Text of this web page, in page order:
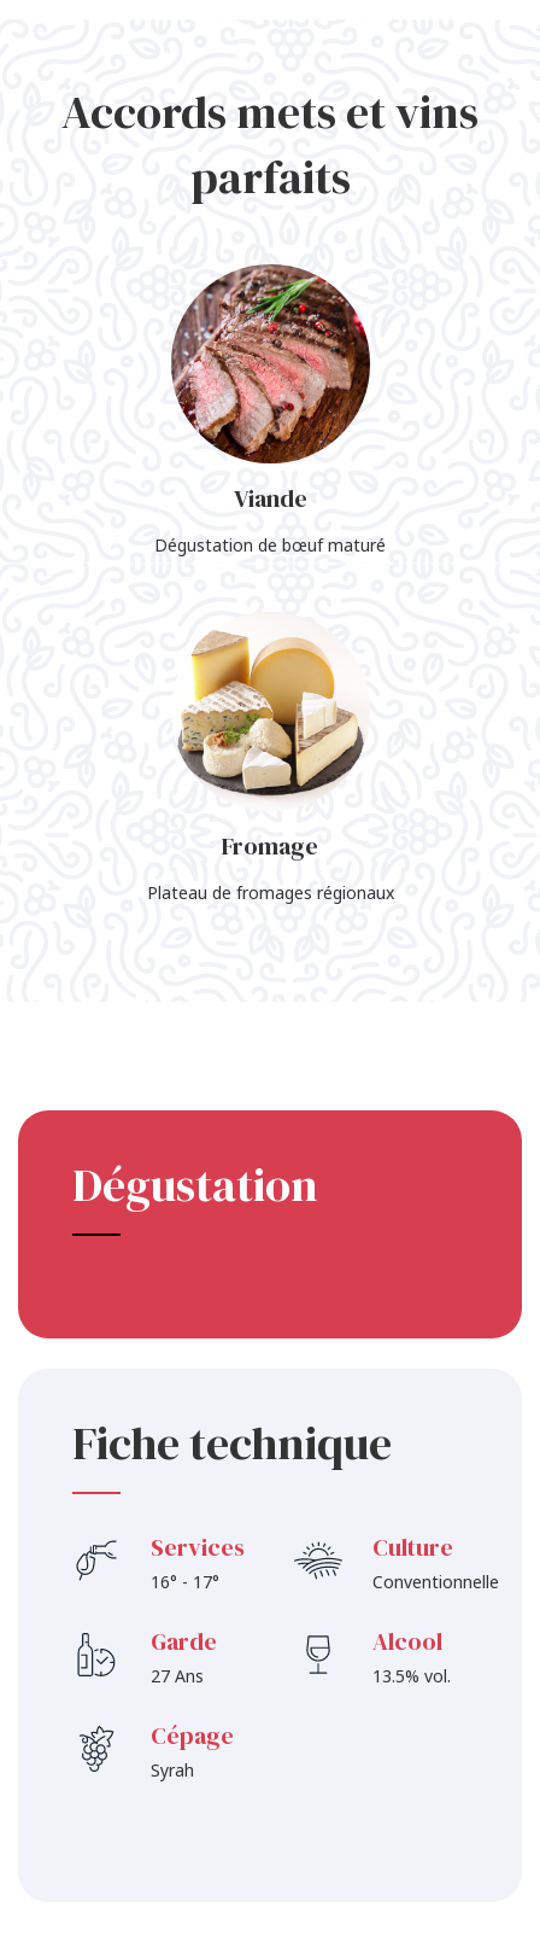
Accords mets et vins
parfaits
Viande
Dégustation de bœuf maturé
Fromage
Plateau de fromages régionaux
Dégustation
Fiche technique
Services
16° - 17°
Garde
27 Ans
Cépage
Syrah
Culture
Conventionnelle
Alcool
13.5% vol.